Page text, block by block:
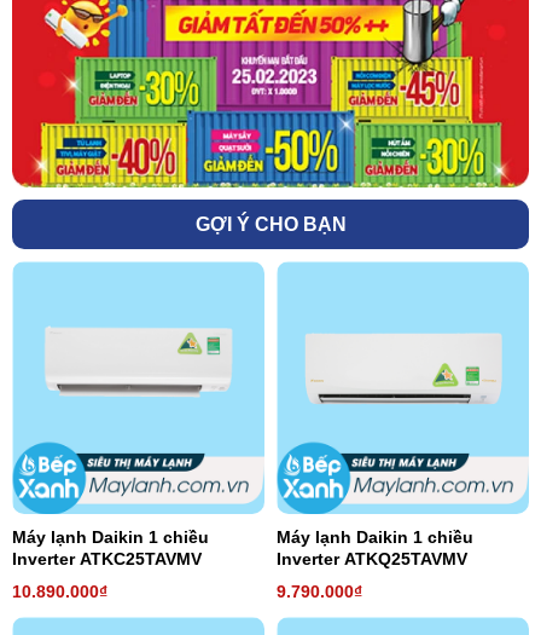
GỢI Ý CHO BẠN
Máy lạnh Daikin 1 chiều
Inverter ATKC25TAVMV
10.890.000₫
Máy lạnh Daikin 1 chiều
Inverter ATKQ25TAVMV
9.790.000₫